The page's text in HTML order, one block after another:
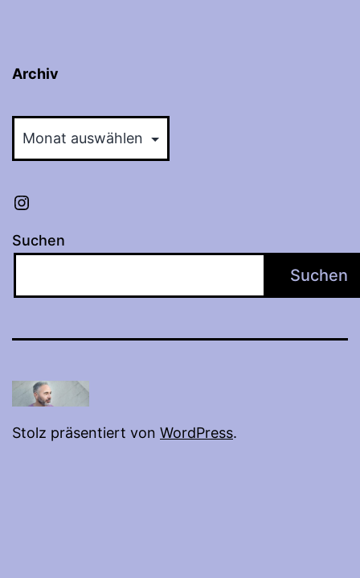
Archiv
Instagram
Suchen
Suchen
Stolz präsentiert von WordPress.